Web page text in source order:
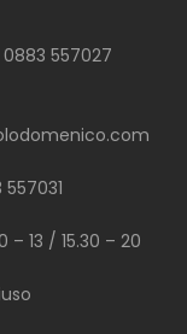
557027
– 13 / 15.30 – 20